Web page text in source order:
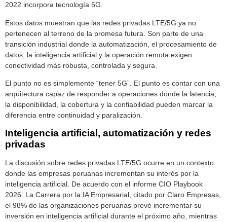
2022 incorpora tecnología 5G.
Estos datos muestran que las redes privadas LTE/5G ya no
pertenecen al terreno de la promesa futura. Son parte de una
transición industrial donde la automatización, el procesamiento de
datos, la inteligencia artificial y la operación remota exigen
conectividad más robusta, controlada y segura.
El punto no es simplemente “tener 5G”. El punto es contar con una
arquitectura capaz de responder a operaciones donde la latencia,
la disponibilidad, la cobertura y la confiabilidad pueden marcar la
diferencia entre continuidad y paralización.
Inteligencia artificial, automatización y redes
privadas
La discusión sobre redes privadas LTE/5G ocurre en un contexto
donde las empresas peruanas incrementan su interés por la
inteligencia artificial. De acuerdo con el informe CIO Playbook
2026: La Carrera por la IA Empresarial, citado por Claro Empresas,
el 98% de las organizaciones peruanas prevé incrementar su
inversión en inteligencia artificial durante el próximo año, mientras